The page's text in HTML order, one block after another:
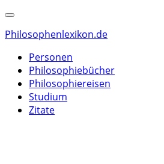
Philosophenlexikon.de
Personen
Philosophiebücher
Philosophiereisen
Studium
Zitate